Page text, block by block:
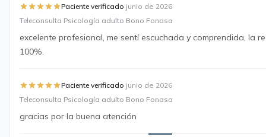
Paciente verificado·junio de 2026
Teleconsulta Psicología adulto Bono Fonasa
excelente profesional, me sentí escuchada y comprendida, la
100%.
Paciente verificado·junio de 2026
Teleconsulta Psicología adulto Bono Fonasa
gracias por la buena atención